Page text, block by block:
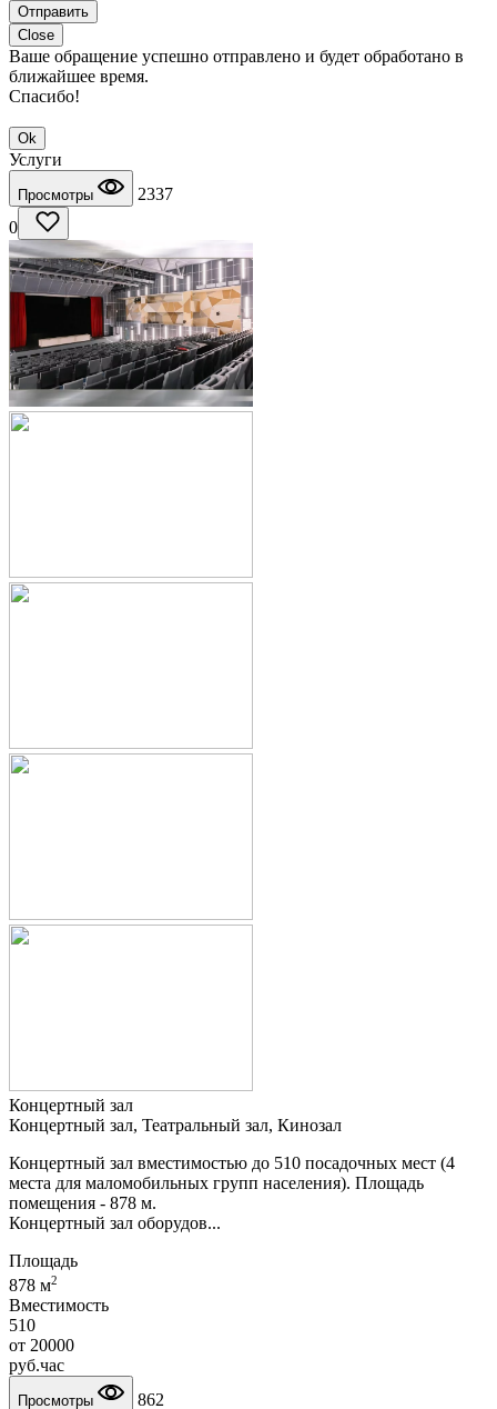
Отправить
Close
Ваше обращение успешно отправлено и будет обработано в
ближайшее время.
Спасибо!
Ok
Услуги
Просмотры
2337
0
Концертный зал
Концертный зал, Театральный зал, Кинозал
Концертный зал вместимостью до 510 посадочных мест (4
места для маломобильных групп населения). Площадь
помещения - 878 м.
Концертный зал оборудов...
Площадь
878 м2
Вместимость
510
от 20000
руб.час
Просмотры 862